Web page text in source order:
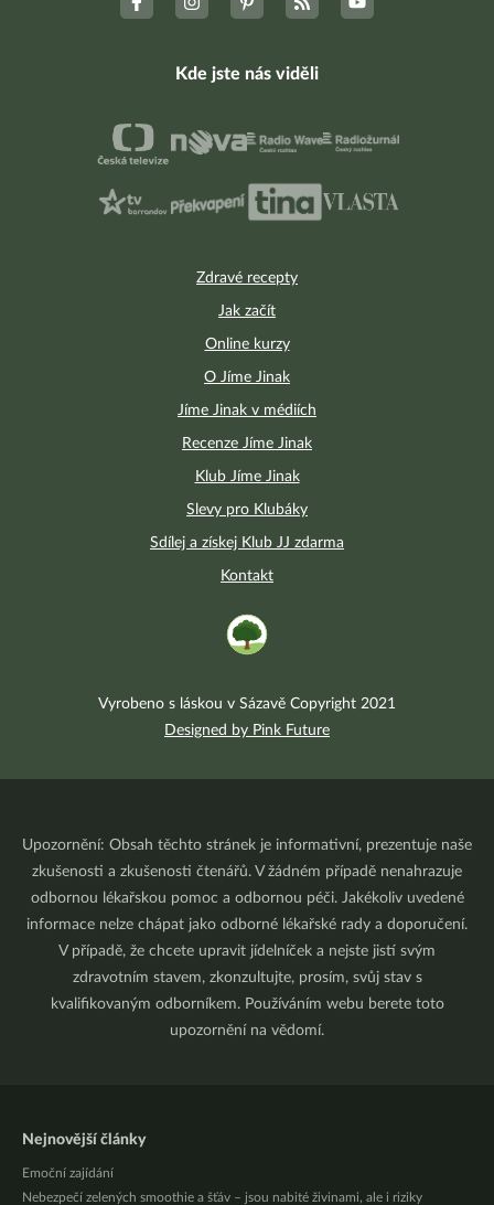
Zdravé recepty
Jak začít
Online kurzy
O Jíme Jinak
Jíme Jinak v médiích
Recenze Jíme Jinak
Klub Jíme Jinak
Slevy pro Klubáky
Sdílej a získej Klub JJ zdarma
Kontakt
Kde jste nás viděli
Vyrobeno s láskou v Sázavě Copyright 2021
Designed by Pink Future
Upozornění: Obsah těchto stránek je informativní, prezentuje naše
zkušenosti a zkušenosti čtenářů. V žádném případě nenahrazuje
odbornou lékařskou pomoc a odbornou péči. Jakékoliv uvedené
informace nelze chápat jako odborné lékařské rady a doporučení.
V případě, že chcete upravit jídelníček a nejste jistí svým
zdravotním stavem, zkonzultujte, prosím, svůj stav s
kvalifikovaným odborníkem. Používáním webu berete toto
upozornění na vědomí.
Nejnovější články
Emoční zajídání
Nebezpečí zelených smoothie a šťáv – jsou nabité živinami, ale i riziky